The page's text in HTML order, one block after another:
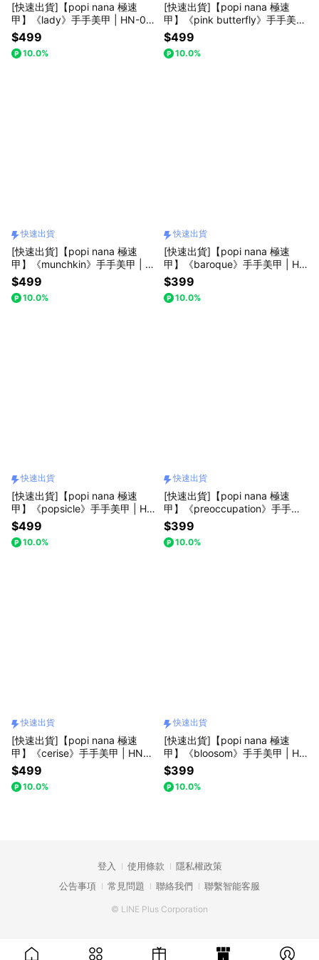
[快速出貨]【popi nana 極速
甲】《lady》手手美甲 | HN-08
7 (盒裝 / 每款24片)
$499
10.0%
[快速出貨]【popi nana 極速
甲】《pink butterfly》手手美甲
| HN-120 (盒裝 / 每款24片)
$499
10.0%
快速出貨
[快速出貨]【popi nana 極速
甲】《munchkin》手手美甲 | H
N-210 (盒裝 / 每款24片)
$499
10.0%
快速出貨
[快速出貨]【popi nana 極速
甲】《baroque》手手美甲 | HN
-089 (盒裝 / 每款24片)
$399
10.0%
快速出貨
[快速出貨]【popi nana 極速
甲】《popsicle》手手美甲 | HN
-177 (盒裝 / 每款24片)
$499
10.0%
快速出貨
[快速出貨]【popi nana 極速
甲】《preoccupation》手手美
甲 | HN-194 (盒裝 / 每款24片)
$399
10.0%
快速出貨
[快速出貨]【popi nana 極速
甲】《cerise》手手美甲 | HN-1
76 (盒裝 / 每款24片)
$499
10.0%
快速出貨
[快速出貨]【popi nana 極速
甲】《bloosom》手手美甲 | HN
-037 (盒裝 / 每款24片)
$399
10.0%
登入 使用條款
隱私權政策
公告事項
常見問題 聯絡我們 聯繫智能客服
© LINE Plus Corporation